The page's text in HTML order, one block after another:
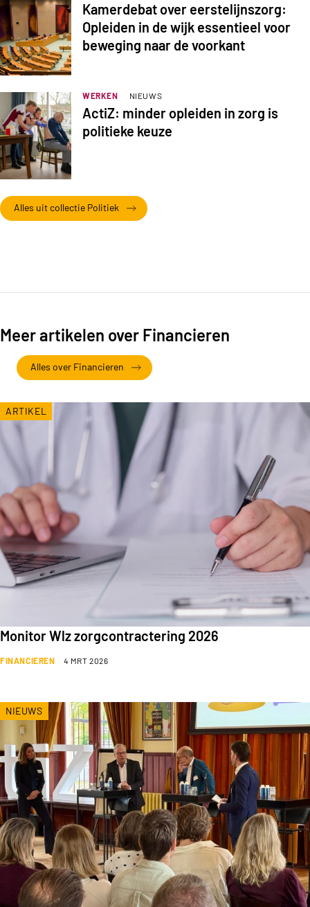
Kamerdebat over eerstelijnszorg:
Opleiden in de wijk essentieel voor
beweging naar de voorkant
WERKEN NIEUWS
ActiZ: minder opleiden in zorg is
politieke keuze
Alles uit collectie Politiek
Meer artikelen over Financieren
Alles over Financieren
FINANCIEREN 4 MRT 2026
Monitor Wlz zorgcontractering 2026
ARTIKEL
NIEUWS